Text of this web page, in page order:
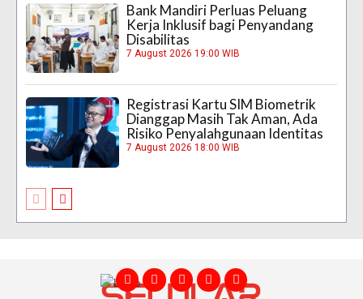
Bank Mandiri Perluas Peluang
Kerja Inklusif bagi Penyandang
Disabilitas
7 August 2026 19:00 WIB
Registrasi Kartu SIM Biometrik
Dianggap Masih Tak Aman, Ada
Risiko Penyalahgunaan Identitas
7 August 2026 18:00 WIB